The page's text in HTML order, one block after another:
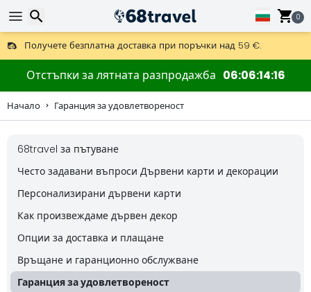
0
Получете безплатна доставка при поръчки над 59 €.
Предлага се и DHL Express за една нощ.
30 дни за връщане, 90 дни за дървени карти и декорации.
Отстъпки за лятната разпродажба 06 06 14 15
Начало Гаранция за удовлетвореност
68travel за пътуване
Често задавани въпроси Дървени карти и декорации
Персонализирани дървени карти
Как произвеждаме дървен декор
Опции за доставка и плащане
Връщане и гаранционно обслужване
Гаранция за удовлетвореност
Търсене